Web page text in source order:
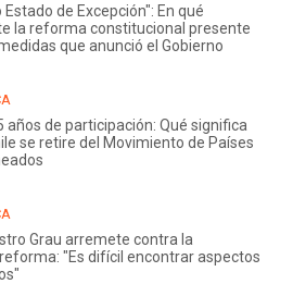
Estado de Excepción": En qué
la reforma constitucional presente
que anunció el Gobierno
años de participación: Qué significa
se retire del Movimiento de Países
Grau arremete contra la
"Es difícil encontrar aspectos